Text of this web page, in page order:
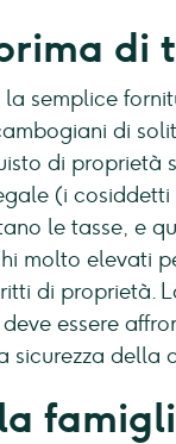
di
semplice
di
di proprietà
(i
le tasse, e
molto elevati
di proprietà.
essere
sicurezza della